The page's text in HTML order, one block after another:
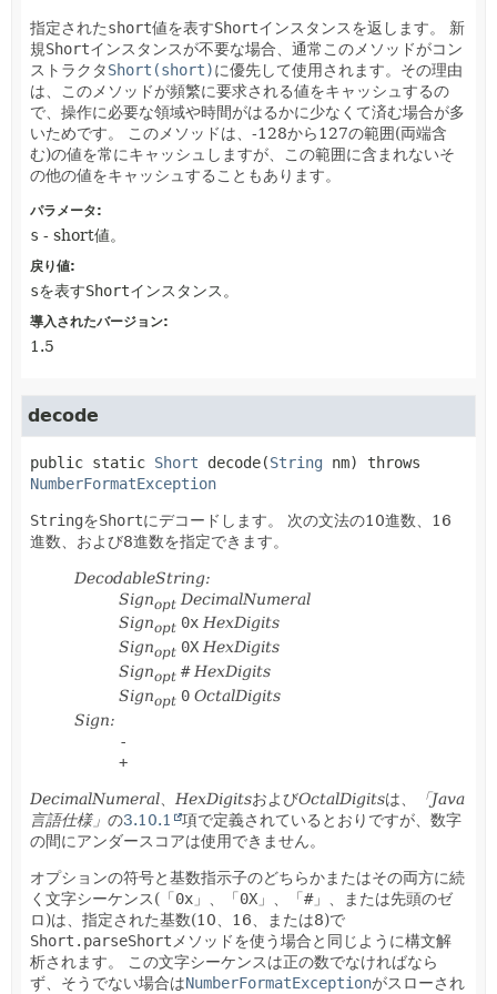
指定されたshort値を表すShortインスタンスを返します。
新
規Shortインスタンスが不要な場合、通常このメソッドがコン
ストラクタShort(short)に優先して使用されます。その理由
は、このメソッドが頻繁に要求される値をキャッシュするの
で、操作に必要な領域や時間がはるかに少なくて済む場合が多
いためです。
このメソッドは、-128から127の範囲(両端含
む)の値を常にキャッシュしますが、この範囲に含まれないそ
の他の値をキャッシュすることもあります。
パラメータ:
s - short値。
戻り値:
sを表すShortインスタンス。
導入されたバージョン:
1.5
decode
public static Short decode(String nm)
throws
NumberFormatException
StringをShortにデコードします。
次の文法の10進数、16
進数、および8進数を指定できます。
DecodableString:
Signopt DecimalNumeral
Signopt 0x HexDigits
Signopt 0X HexDigits
Signopt # HexDigits
Signopt 0 OctalDigits
Sign:
-
+
DecimalNumeral HexDigitsおよびOctalDigitsは、
「Java
言語仕様」 の3.10.1
項で定義されているとおりですが、数字
の間にアンダースコアは使用できません。
オプションの符号と基数指示子のどちらかまたはその両方に続
く文字シーケンス(「0x 」、「0X 」、「#」、または先頭のゼ
ロ)は、指定された基数(10、16、または8)で
Short.parseShort メソッドを使う場合と同じように構文解
析されます。
この文字シーケンスは正の数でなければなら
ず、そうでない場合はNumberFormatExceptionがスローされ